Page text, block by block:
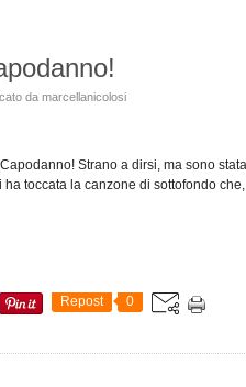
da marcellanicolosi
Strano a dirsi, ma sono
ha toccata la canzone di sottofondo
Repost 0